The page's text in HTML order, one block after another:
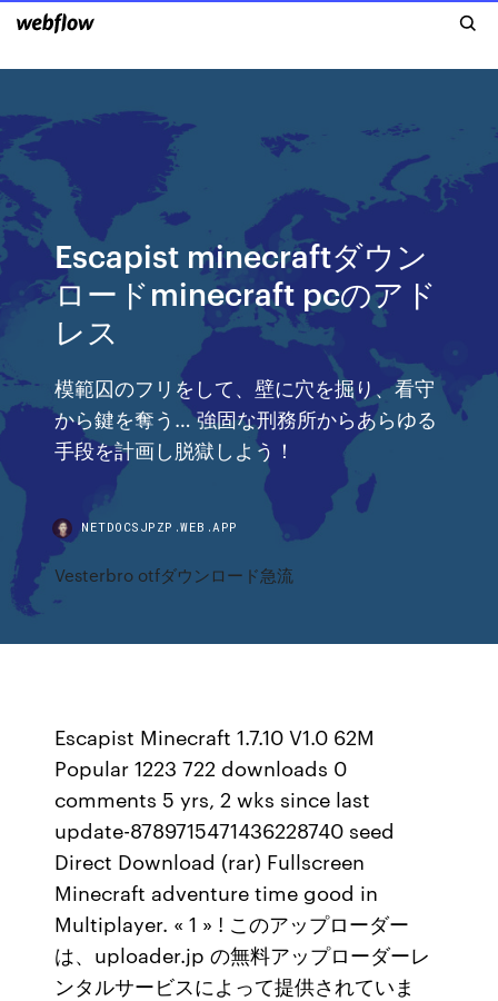
Escapist minecraftダウン
ロードminecraft pcのアド
レス
模範囚のフリをして、壁に穴を掘り、看守
から鍵を奪う… 強固な刑務所からあらゆる
手段を計画し脱獄しよう！
NETDOCSJPZP.WEB.APP
Vesterbro otfダウンロード急流
Escapist Minecraft 1.7.10 V1.0 62M
Popular 1223 722 downloads 0
comments 5 yrs, 2 wks since last
update-8789715471436228740 seed
Direct Download (rar) Fullscreen
Minecraft adventure time good in
Multiplayer. « 1 » ! このアップローダー
は、uploader.jp の無料アップローダーレ
ンタルサービスによって提供されていま